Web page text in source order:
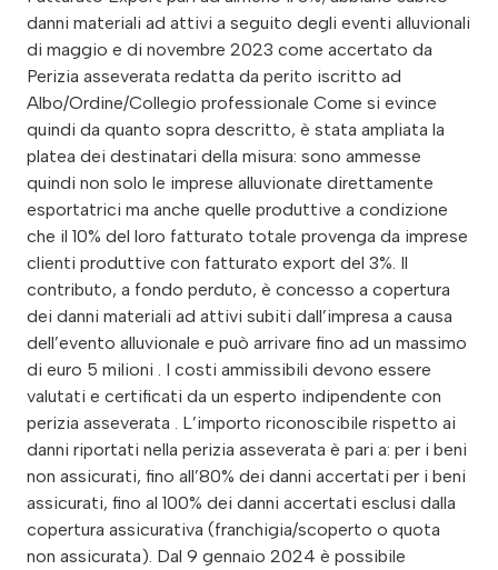
danni materiali ad attivi a seguito degli eventi alluvionali
di maggio e di novembre 2023 come accertato da
Perizia asseverata redatta da perito iscritto ad
Albo/Ordine/Collegio professionale Come si evince
quindi da quanto sopra descritto, è stata ampliata la
platea dei destinatari della misura: sono ammesse
quindi non solo le imprese alluvionate direttamente
esportatrici ma anche quelle produttive a condizione
che il 10% del loro fatturato totale provenga da imprese
clienti produttive con fatturato export del 3%. Il
contributo, a fondo perduto, è concesso a copertura
dei danni materiali ad attivi subiti dall’impresa a causa
dell’evento alluvionale e può arrivare fino ad un massimo
di euro 5 milioni . I costi ammissibili devono essere
valutati e certificati da un esperto indipendente con
perizia asseverata . L’importo riconoscibile rispetto ai
danni riportati nella perizia asseverata è pari a: per i beni
non assicurati, fino all’80% dei danni accertati per i beni
assicurati, fino al 100% dei danni accertati esclusi dalla
copertura assicurativa (franchigia/scoperto o quota
non assicurata). Dal 9 gennaio 2024 è possibile